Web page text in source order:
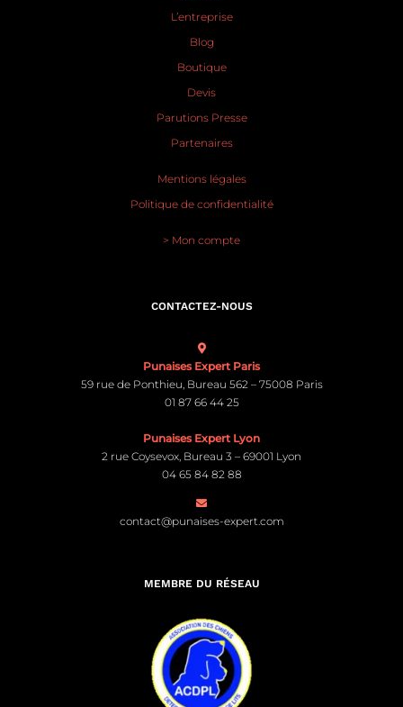
L’entreprise
Blog
Boutique
Devis
Parutions Presse
Partenaires
Mentions légales
Politique de confidentialité
> Mon compte
CONTACTEZ-NOUS
Punaises Expert Paris
59 rue de Ponthieu, Bureau 562 – 75008 Paris
01 87 66 44 25
Punaises Expert Lyon
2 rue Coysevox, Bureau 3 – 69001 Lyon
04 65 84 82 88
contact@punaises-expert.com
MEMBRE DU RÉSEAU